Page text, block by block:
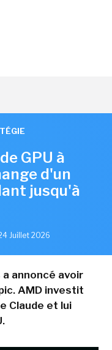
GPU à
d'un
jusqu'à
Juillet 2026
annoncé avoir
AMD investit
Claude et lui